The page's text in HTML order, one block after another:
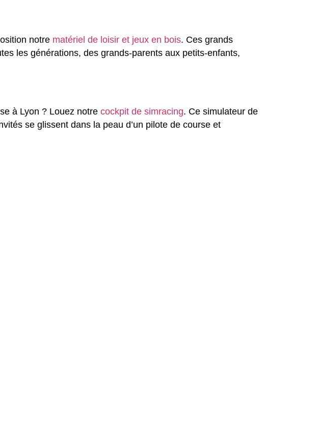
notre matériel de loisir et jeux en bois. Ces grands
les générations, des grands-parents aux petits-enfants,
à Lyon ? Louez notre cockpit de simracing. Ce simulateur de
se glissent dans la peau d’un pilote de course et